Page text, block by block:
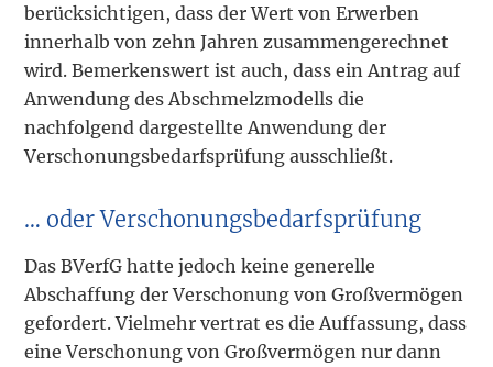
berücksichtigen, dass der Wert von Erwerben
innerhalb von zehn Jahren zusammengerechnet
wird. Bemerkenswert ist auch, dass ein Antrag auf
Anwendung des Abschmelzmodells die
nachfolgend dargestellte Anwendung der
Verschonungsbedarfsprüfung ausschließt.
… oder Verschonungsbedarfsprüfung
Das BVerfG hatte jedoch keine generelle
Abschaffung der Verschonung von Großvermögen
gefordert. Vielmehr vertrat es die Auffassung, dass
eine Verschonung von Großvermögen nur dann